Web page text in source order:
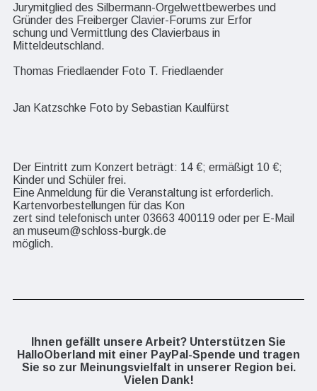
Jurymitglied des Silbermann-Orgelwettbewerbes und
Gründer des Freiberger Clavier-Forums zur Erfor
schung und Vermittlung des Clavierbaus in
Mitteldeutschland.
Thomas Friedlaender Foto T. Friedlaender
Jan Katzschke Foto by Sebastian Kaulfürst
Der Eintritt zum Konzert beträgt: 14 €; ermäßigt 10 €;
Kinder und Schüler frei.
Eine Anmeldung für die Veranstaltung ist erforderlich.
Kartenvorbestellungen für das Kon
zert sind telefonisch unter 03663 400119 oder per E-Mail
an museum@schloss-burgk.de
möglich.
Ihnen gefällt unsere Arbeit? Unterstützen Sie
HalloOberland mit einer PayPal-Spende und tragen
Sie so zur Meinungsvielfalt in unserer Region bei.
Vielen Dank!